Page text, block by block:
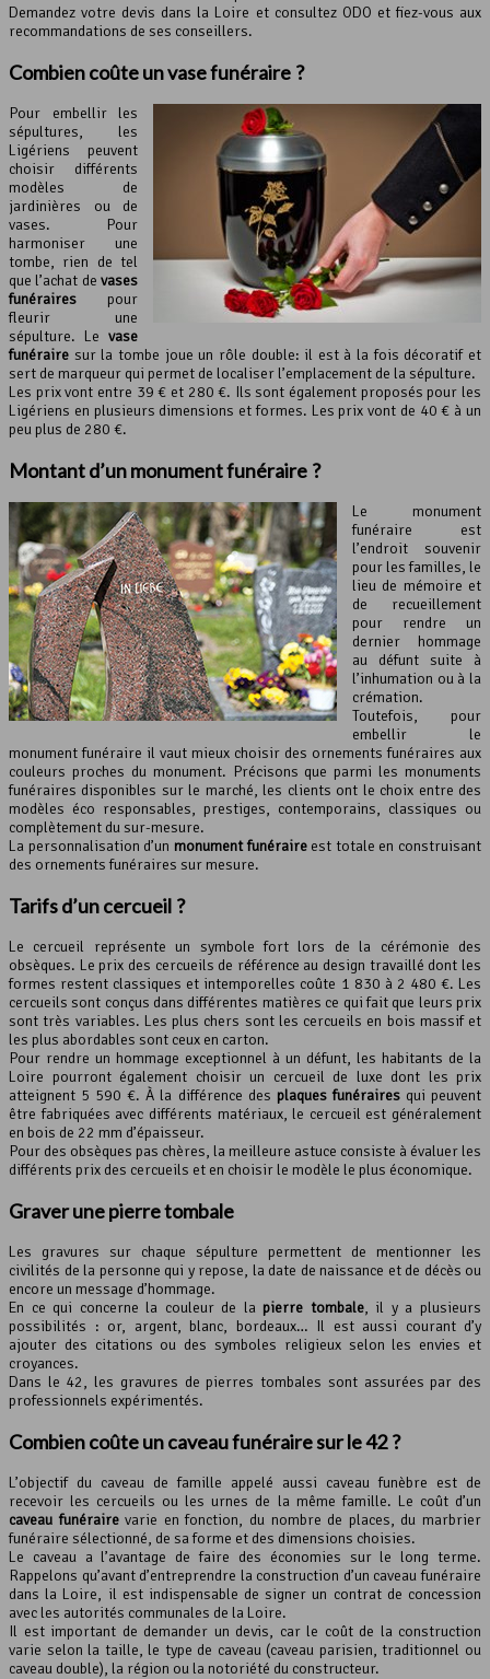
Demandez votre devis dans la Loire et consultez ODO et fiez-vous aux
recommandations de ses conseillers.
Combien coûte unvase funéraire ?
Pour embellir les
sépultures, les
Ligériens peuvent
choisir différents
modèles de
jardinières ou de
vases. Pour
harmoniser une
tombe, rien de tel
que l’achat de vases
funéraires pour
fleurir une
sépulture. Le vase
funéraire sur la tombe joue un rôle double: il est à la fois décoratif et
sert de marqueur qui permet de localiser l’emplacement de la sépulture.
Les prix vont entre 39 € et 280 €. Ils sont également proposés pour les
Ligériens en plusieurs dimensions et formes. Les prix vont de 40 € à un
peu plus de 280 €.
Montant d’un monument funéraire ?
Le monument
funéraire est
l’endroit souvenir
pour les familles, le
lieu de mémoire et
de recueillement
pour rendre un
dernier hommage
au défunt suite à
l’inhumation ou à la
crémation.
Toutefois, pour
embellir le
monument funéraire il vaut mieux choisir des ornements funéraires aux
couleurs proches du monument. Précisons que parmi les monuments
funéraires disponibles sur le marché, les clients ont le choix entre des
modèles éco responsables, prestiges, contemporains, classiques ou
complètement du sur-mesure.
La personnalisation d’un monument funéraireest totale en construisant
des ornements funéraires sur mesure.
Tarifs d’un cercueil ?
Le cercueil représente un symbole fort lors de la cérémonie des
obsèques. Le prix des cercueils de référence au design travaillé dont les
formes restent classiques et intemporelles coûte 1 830 à 2 480 €. Les
cercueils sont conçus dans différentes matières ce qui fait que leurs prix
sont très variables. Les plus chers sont les cercueils en bois massif et
les plus abordables sont ceux en carton.
Pour rendre un hommage exceptionnel à un défunt, les habitants de la
Loire pourront également choisir un cercueil de luxe dont les prix
atteignent 5 590 €. À la différence des plaques funérairesqui peuvent
être fabriquées avec différents matériaux, le cercueil est généralement
en bois de 22 mm d’épaisseur.
Pour des obsèques pas chères, la meilleure astuce consiste à évaluer les
différents prix des cercueils et en choisir le modèle le plus économique.
Graver unepierre tombale
Les gravures sur chaque sépulture permettent de mentionner les
civilités de la personne qui y repose, la date de naissance et de décès ou
encore un message d’hommage.
En ce qui concerne la couleur de la pierre tombale, il y a plusieurs
possibilités : or, argent, blanc, bordeaux… Il est aussi courant d’y
ajouter des citations ou des symboles religieux selon les envies et
croyances.
Dans le 42, les gravures de pierres tombales sont assurées par des
professionnels expérimentés.
Combien coûte un caveau funéraire sur le 42 ?
L’objectif du caveau de famille appelé aussi caveau funèbre est de
recevoir les cercueils ou les urnes de la même famille. Le coût d’un
caveau funérairevarie en fonction, du nombre de places, du marbrier
funéraire sélectionné, de sa forme et des dimensions choisies.
Le caveau a l’avantage de faire des économies sur le long terme.
Rappelons qu’avant d’entreprendre la construction d’un caveau funéraire
dans la Loire, il est indispensable de signer un contrat de concession
avec les autorités communales de la Loire.
Il est important de demander un devis, car le coût de la construction
varie selon la taille, le type de caveau (caveau parisien, traditionnel ou
caveau double), la région ou la notoriété du constructeur.